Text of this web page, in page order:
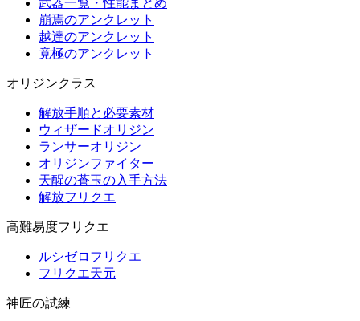
武器一覧・性能まとめ
崩焉のアンクレット
越達のアンクレット
竟極のアンクレット
オリジンクラス
解放手順と必要素材
ウィザードオリジン
ランサーオリジン
オリジンファイター
天醒の蒼玉の入手方法
解放フリクエ
高難易度フリクエ
ルシゼロフリクエ
フリクエ天元
神匠の試練